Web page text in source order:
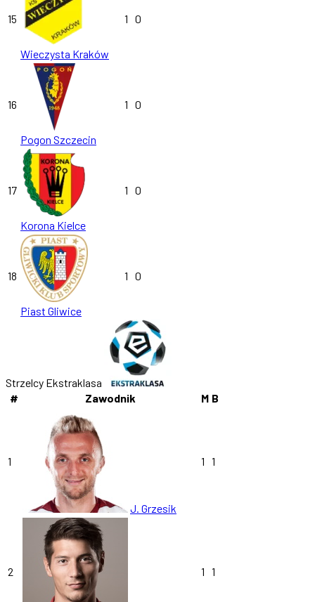
15
Wieczysta Kraków
1 0
16
Pogon Szczecin
1 0
17
Korona Kielce
1 0
18
Piast Gliwice
1 0
Strzelcy Ekstraklasa
#
Zawodnik M B
1
J. Grzesik
1 1
2 1 1